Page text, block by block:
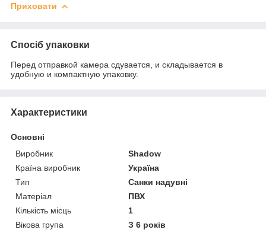
Приховати
Спосіб упаковки
Перед отправкой камера сдувается, и складывается в
удобную и компактную упаковку.
Характеристики
Основні
Виробник
Shadow
Країна виробник
Україна
Тип
Санки надувні
Матеріал
ПВХ
Кількість місць
1
Вікова група
З 6 років